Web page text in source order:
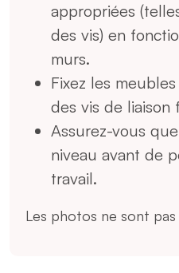
appropriées
des vis) en
murs.
Fixez les
des vis de liaison
Assurez-vous
niveau avant de
travail.
Les photos ne sont